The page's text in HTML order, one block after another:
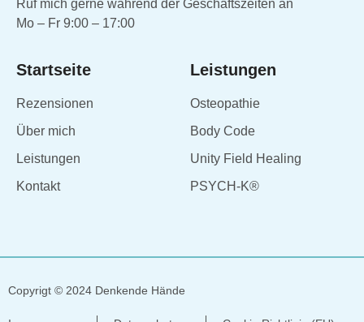
Ruf mich gerne während der Geschäftszeiten an
Mo – Fr 9:00 – 17:00
Startseite
Rezensionen
Über mich
Leistungen
Kontakt
Leistungen
Osteopathie
Body Code
Unity Field Healing
PSYCH-K®
Copyrigt © 2024 Denkende Hände